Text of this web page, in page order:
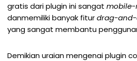
gratis dari plugin ini sangat mobile-
danmemiliki banyak fiturdrag-
yang sangat membantu
Demikian uraian mengenai plugin